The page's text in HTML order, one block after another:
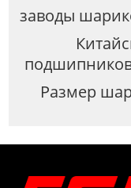
заводы
подшипников
Размер